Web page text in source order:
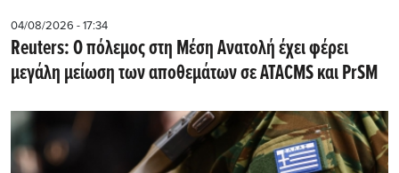
04/08/2026 - 17:34
Reuters: Ο πόλεμος στη Μέση Ανατολή έχει φέρει
μεγάλη μείωση των αποθεμάτων σε ATACMS και PrSM